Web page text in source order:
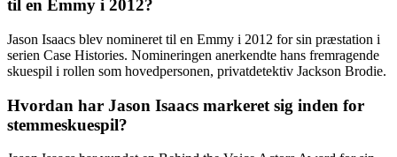
til en Emmy i 2012?
Jason Isaacs blev nomineret til en Emmy i 2012 for sin præstation i
serien Case Histories. Nomineringen anerkendte hans fremragende
skuespil i rollen som hovedpersonen, privatdetektiv Jackson Brodie.
Hvordan har Jason Isaacs markeret sig inden for
stemmeskuespil?